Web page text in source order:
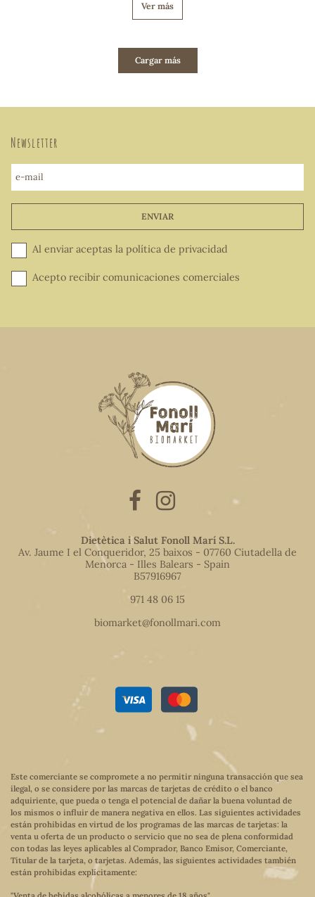
Ver más
Cargar más
Newsletter
e-mail
ENVIAR
Al enviar aceptas la política de privacidad
Acepto recibir comunicaciones comerciales
Dietètica i Salut Fonoll Marí S.L.
Av. Jaume I el Conqueridor, 25 baixos - 07760 Ciutadella de
Menorca - Illes Balears - Spain
B57916967
971 48 06 15
biomarket@fonollmari.com
Este comerciante se compromete a no permitir ninguna transacción que sea
ilegal, o se considere por las marcas de tarjetas de crédito o el banco
adquiriente, que pueda o tenga el potencial de dañar la buena voluntad de
los mismos o influir de manera negativa en ellos. Las siguientes actividades
están prohibidas en virtud de los programas de las marcas de tarjetas: la
venta u oferta de un producto o servicio que no sea de plena conformidad
con todas las leyes aplicables al Comprador, Banco Emisor, Comerciante,
Titular de la tarjeta, o tarjetas. Además, las siguientes actividades también
están prohibidas explícitamente: